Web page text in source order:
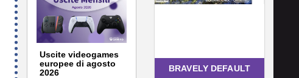
Uscite videogames
europee di agosto
2026
BRAVELY DEFAULT